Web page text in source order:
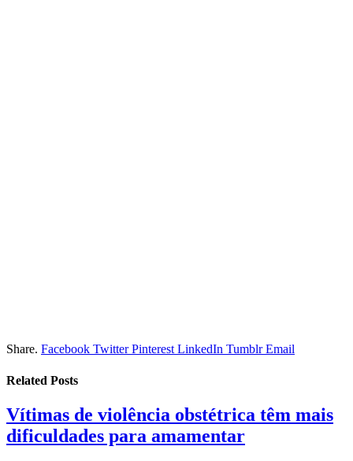
Share. Facebook Twitter Pinterest LinkedIn Tumblr Email
Related Posts
Vítimas de violência obstétrica têm mais
dificuldades para amamentar